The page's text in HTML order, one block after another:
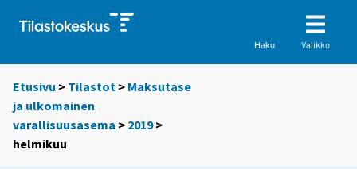
Haku Valikko
Etusivu > Tilastot > Maksutase
ja ulkomainen
varallisuusasema > 2019>
helmikuu